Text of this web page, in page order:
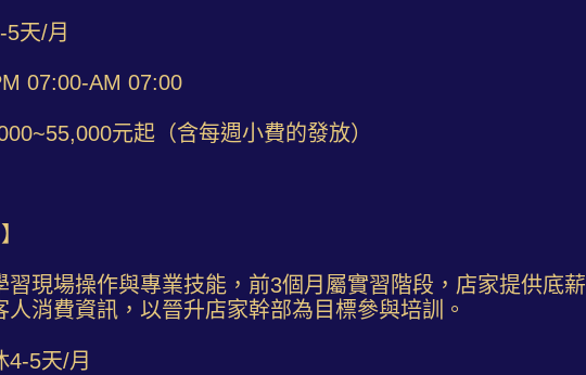
天/月
07:00-AM 07:00
元起（含每週小費的發放）
習現場操作與專業技能，前3個月屬實習階段，店家提供底薪
人消費資訊，以晉升店家幹部為目標參與培訓。
4-5天/月